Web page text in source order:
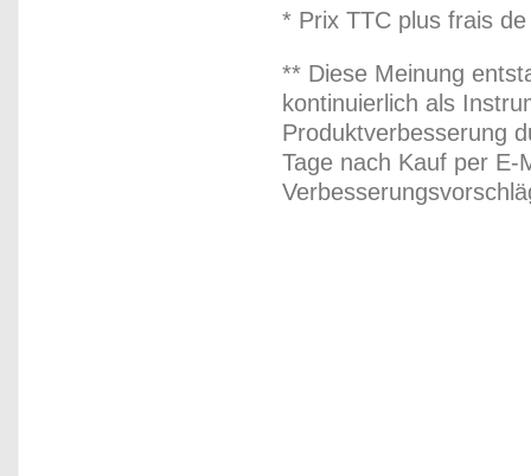
* Prix TTC plus frais
** Diese Meinung
kontinuierlich als
Produktverbesserung
Tage nach Kauf per E-